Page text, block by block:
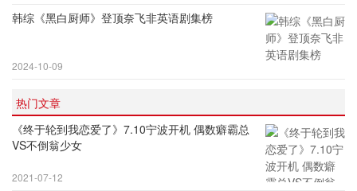
韩综《黑白厨师》登顶奈飞非英语剧集榜
2024-10-09
热门文章
《终于轮到我恋爱了》7.10宁波开机 偶数癖霸总
VS不倒翁少女
2021-07-12